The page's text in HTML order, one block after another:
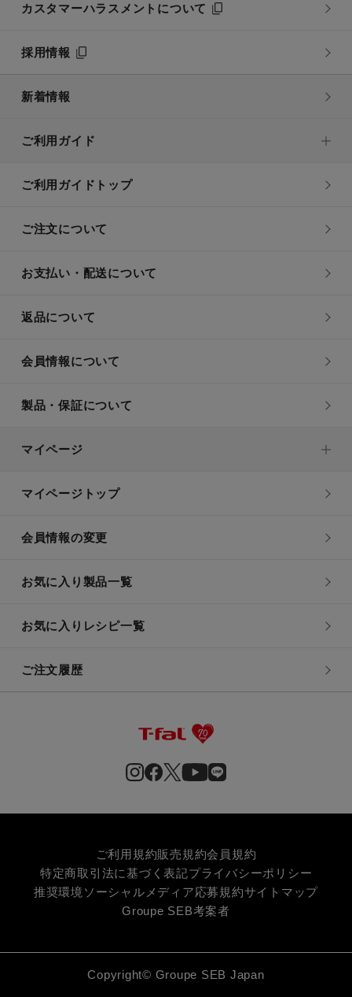
カスタマーハラスメントについて
採用情報
新着情報
ご利用ガイド
ご利用ガイドトップ
ご注文について
お支払い・配送について
返品について
会員情報について
製品・保証について
マイページ
マイページトップ
会員情報の変更
お気に入り製品一覧
お気に入りレシピ一覧
ご注文履歴
ご利用規約販売規約会員規約
特定商取引法に基づく表記プライバシーポリシー
推奨環境 ソーシャルメディア応募規約サイトマップ
Groupe SEB考案者
Copyright© Groupe SEB Japan